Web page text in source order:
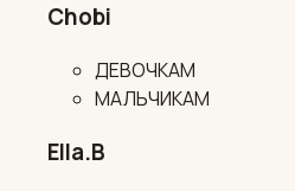
Chobi
ДЕВОЧКАМ
МАЛЬЧИКАМ
Ella.B